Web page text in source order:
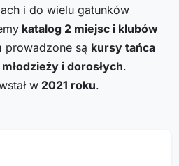
i do wielu gatunków
katalog 2 miejsc i klubów
prowadzone są kursy tańca
i dorosłych.
w 2021 roku.